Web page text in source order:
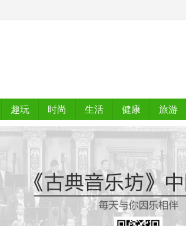
趣玩 时尚 生活 健康 旅游